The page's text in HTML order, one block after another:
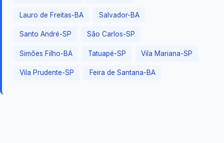
Lauro de Freitas-BA Salvador-BA
Santo André-SP São Carlos-SP
Simões Filho-BA Tatuapé-SP Vila Mariana-SP
Vila Prudente-SP Feira de Santana-BA